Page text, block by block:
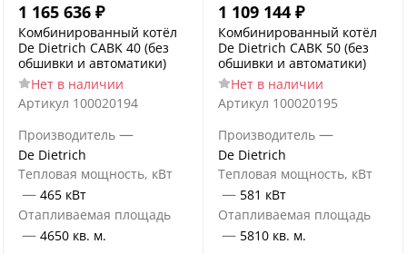
1 165 636 ₽
Комбинированный котёл
De Dietrich CABK 40 (без
обшивки и автоматики)
Нет в наличии
Артикул 100020194
Производитель —
De Dietrich
Тепловая мощность, кВт
— 465 кВт
Отапливаемая площадь
— 4650 кв. м.
1 109 144 ₽
Комбинированный котёл
De Dietrich CABK 50 (без
обшивки и автоматики)
Нет в наличии
Артикул 100020195
Производитель —
De Dietrich
Тепловая мощность, кВт
— 581 кВт
Отапливаемая площадь
— 5810 кв. м.